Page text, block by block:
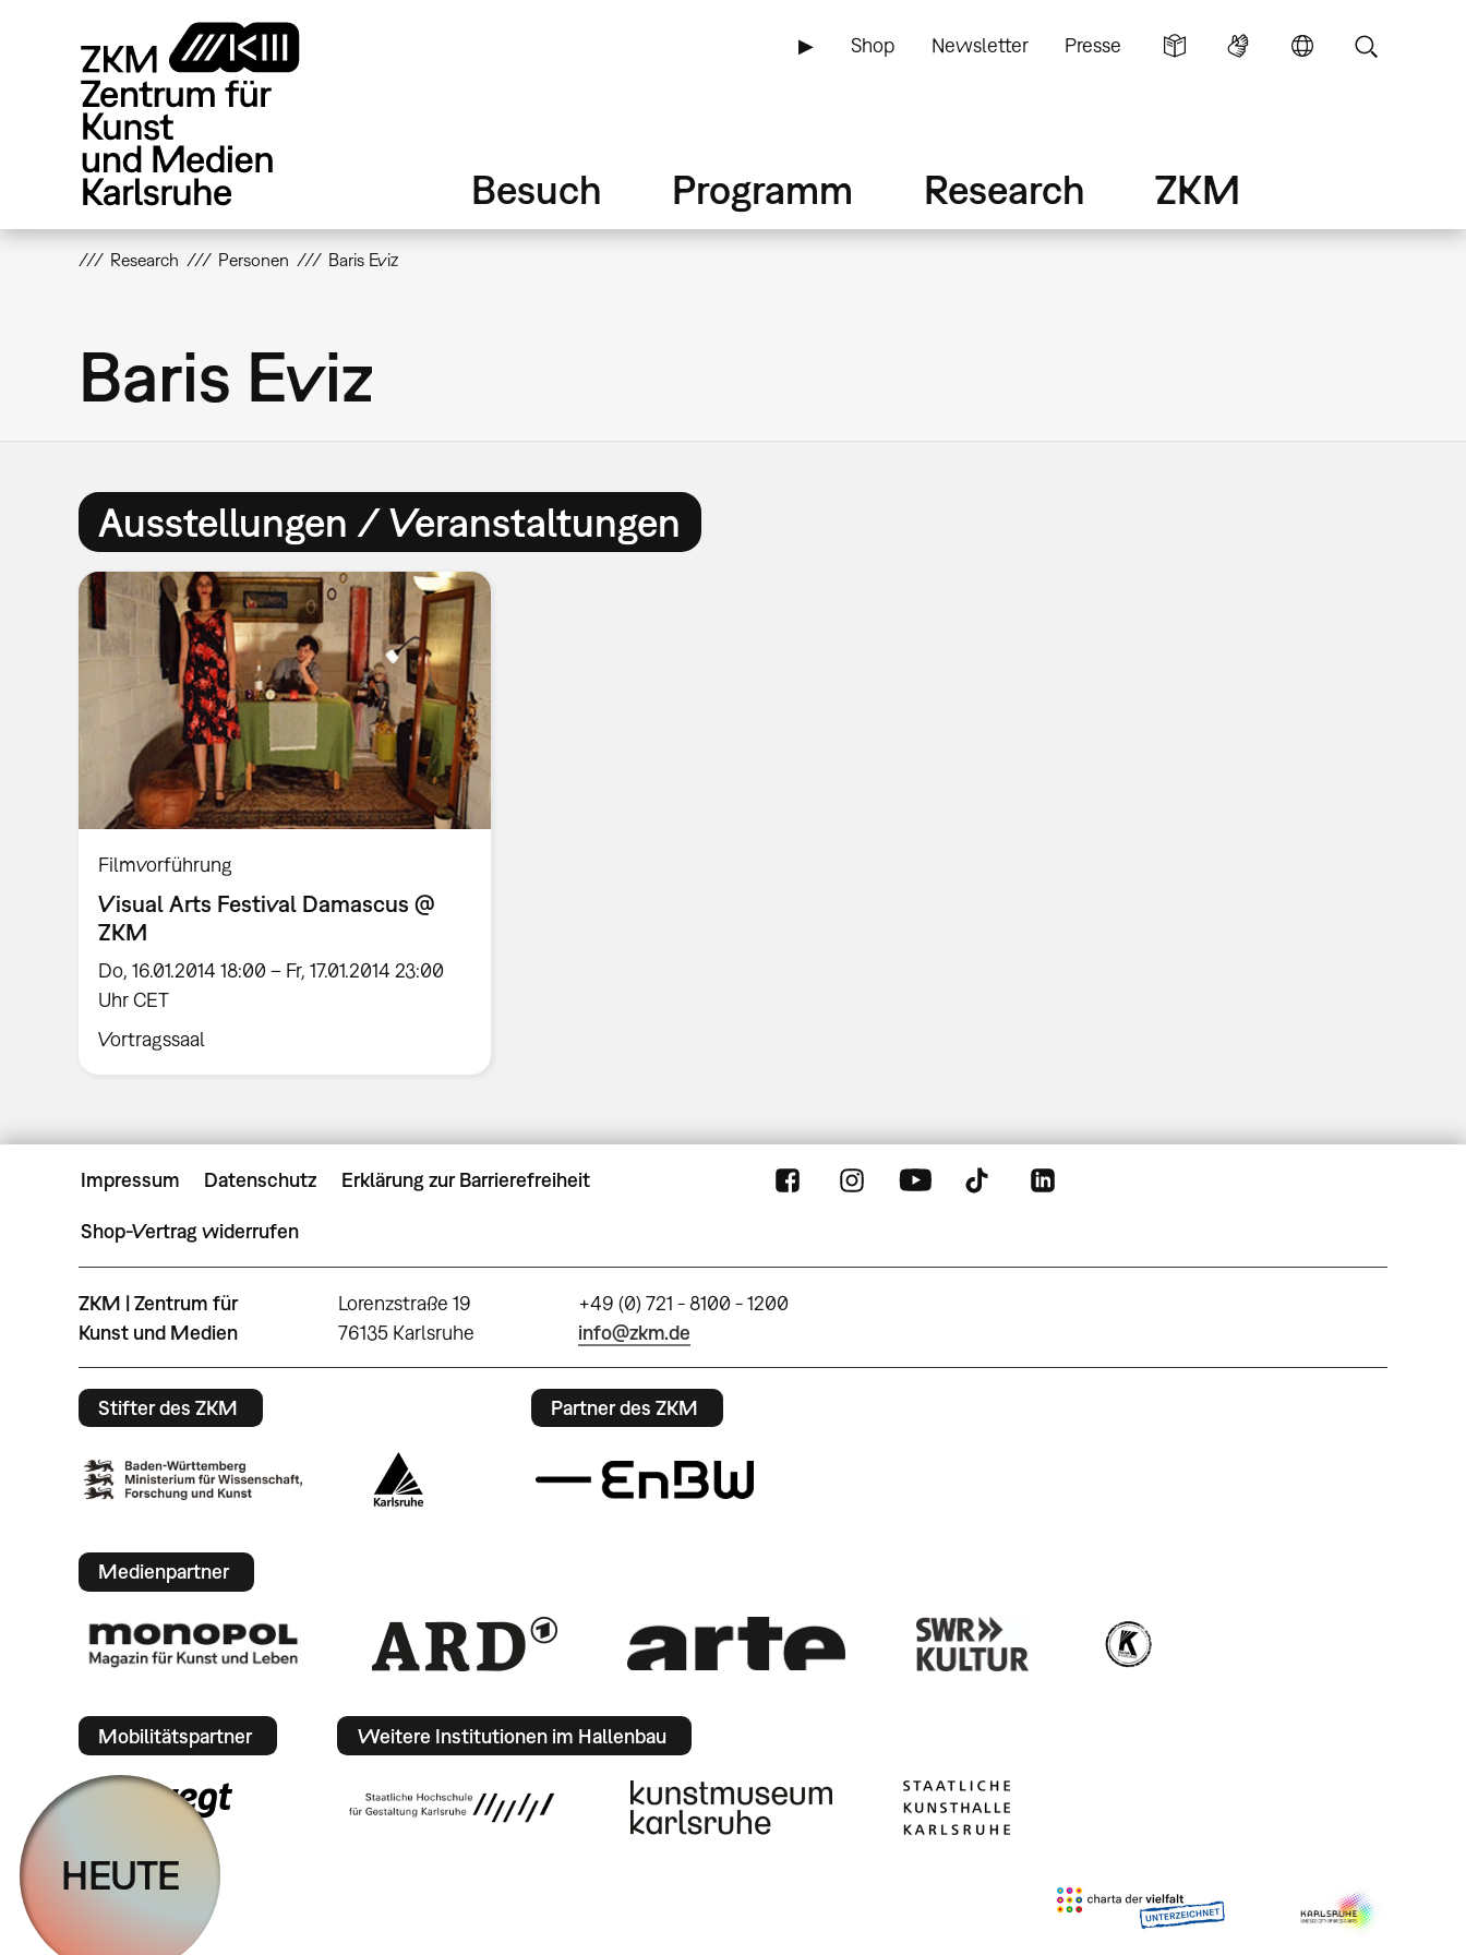
▶ Shop Newsletter Presse
Besuch Programm Research ZKM
Research Personen Baris Eviz
Baris Eviz
Ausstellungen / Veranstaltungen
Filmvorführung
Visual Arts Festival Damascus @
ZKM
Do, 16.01.2014 18:00 – Fr, 17.01.2014 23:00
Uhr CET
Vortragssaal
Impressum Datenschutz Erklärung zur Barrierefreiheit
Shop-Vertrag widerrufen
ZKM | Zentrum für
Kunst und Medien
Lorenzstraße 19
76135 Karlsruhe
+49 (0) 721 - 8100 - 1200
info@zkm.de
Stifter des ZKM Partner des ZKM
Medienpartner
Mobilitätspartner Weitere Institutionen im Hallenbau
HEUTE